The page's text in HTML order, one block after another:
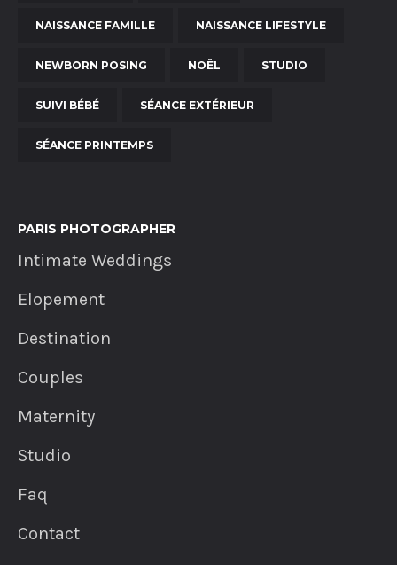
NAISSANCE FAMILLE NAISSANCE LIFESTYLE
NEWBORN POSING NOËL STUDIO
SUIVI BÉBÉ SÉANCE EXTÉRIEUR
SÉANCE PRINTEMPS
PARIS PHOTOGRAPHER
Intimate Weddings
Elopement
Destination
Couples
Maternity
Studio
Faq
Contact